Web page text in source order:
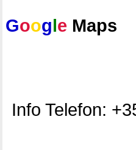
Google Maps
Info Telefon: